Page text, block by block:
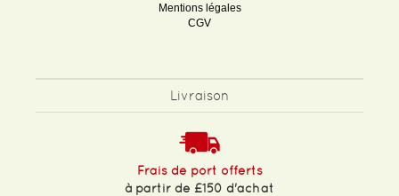
Mentions légales
CGV
Livraison
Frais de port offerts
à partir de £150 d'achat